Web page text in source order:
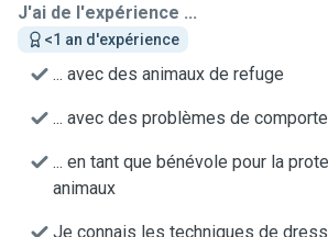
J'ai de l'expérience ...
<1 an d'expérience
... avec des animaux de refuge
... avec des problèmes de
... en tant que bénévole pour la
animaux
Je connais les techniques de